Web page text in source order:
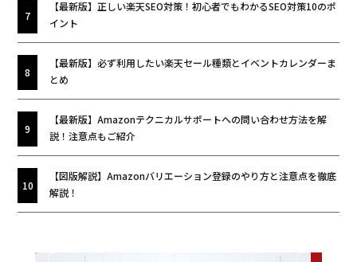
【最新版】正しい楽天SEO対策！初心者でもわかるSEO対策10のポ
イント
【最新版】必ず利用したい楽天セール種類とイベントカレンダーま
とめ
【最新版】Amazonテクニカルサポートへの問い合わせ方法を解
説！注意点もご紹介
【図版解説】Amazonバリエーション登録のやり方と注意点を徹底
解説！